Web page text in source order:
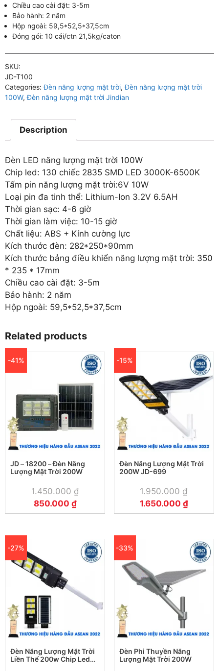
Chiều cao cài đặt: 3-5m
Bảo hành: 2 năm
Hộp ngoài: 59,5*52,5*37,5cm
Đóng gói: 10 cái/ctn 21,5kg/caton
SKU:
JD-T100
Categories:Đèn năng lượng mặt trời,Đèn năng lượng mặt trời
100W,Đèn năng lượng mặt trời Jindian
Description
Đèn LED năng lượng mặt trời 100W
Chip led: 130 chiếc 2835 SMD LED 3000K-6500K
Tấm pin năng lượng mặt trời:6V 10W
Loại pin đa tinh thể: Lithium-Ion 3.2V 6.5AH
Thời gian sạc: 4-6 giờ
Thời gian làm việc: 10-15 giờ
Chất liệu: ABS + Kính cường lực
Kích thước đèn: 282*250*90mm
Kích thước bảng điều khiển năng lượng mặt trời: 350
* 235 * 17mm
Chiều cao cài đặt: 3-5m
Bảo hành: 2 năm
Hộp ngoài: 59,5*52,5*37,5cm
Related products
-41%
JD – 18200 – Đèn Năng
Lượng Mặt Trời 200W
1.450.000₫
850.000 ₫
-15%
Đèn Năng Lượng Mặt Trời
200W JD-699
1.950.000₫
1.650.000 ₫
-27%
Đèn Năng Lượng Mặt Trời
Liền Thể 200w Chip Led
-33%
Đèn Phi Thuyền Năng
Lượng Mặt Trời 200W